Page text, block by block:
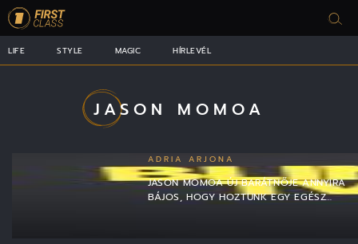
LIFE STYLE MAGIC HÍRLEVÉL
JASON MOMOA
ADRIA ARJONA
JASON MOMOA ÚJ BARÁTNŐJE ANNYIRA
BÁJOS, HOGY HOZTUNK EGY EGÉSZ…